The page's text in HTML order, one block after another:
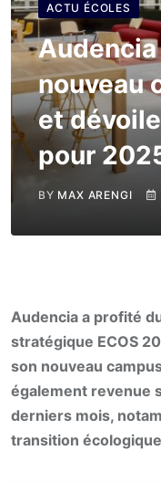
ACTU ÉCOLES
nouveau
et
pour
BY MAX ARENGI
Audencia a profité
stratégique ECOS
son nouveau
également revenue
derniers mois,
transition